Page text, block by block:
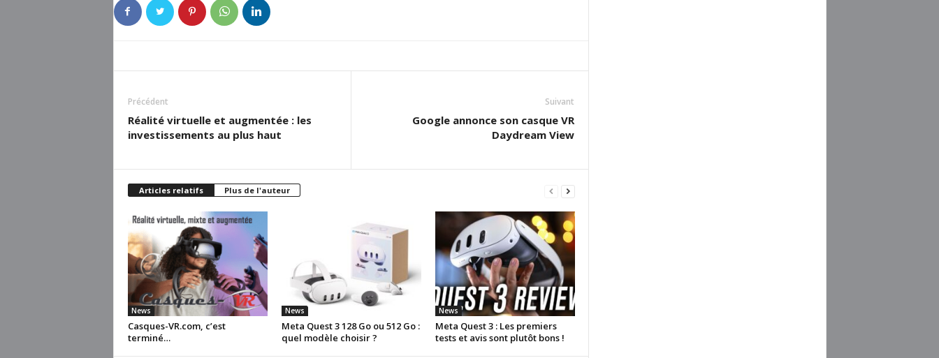
Précédent
Réalité virtuelle et augmentée : les
investissements au plus haut
Suivant
Google annonce son casque VR
Daydream View
Articles relatifs Plus de l'auteur
News
Casques-VR.com, c’est
terminé…
News
Meta Quest 3 128 Go ou 512 Go :
quel modèle choisir ?
News
Meta Quest 3 : Les premiers
tests et avis sont plutôt bons !